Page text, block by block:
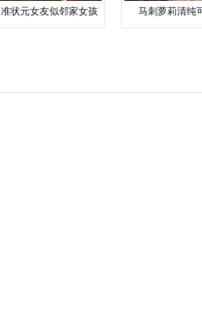
准状元女友似邻家女孩 马刺萝莉清纯